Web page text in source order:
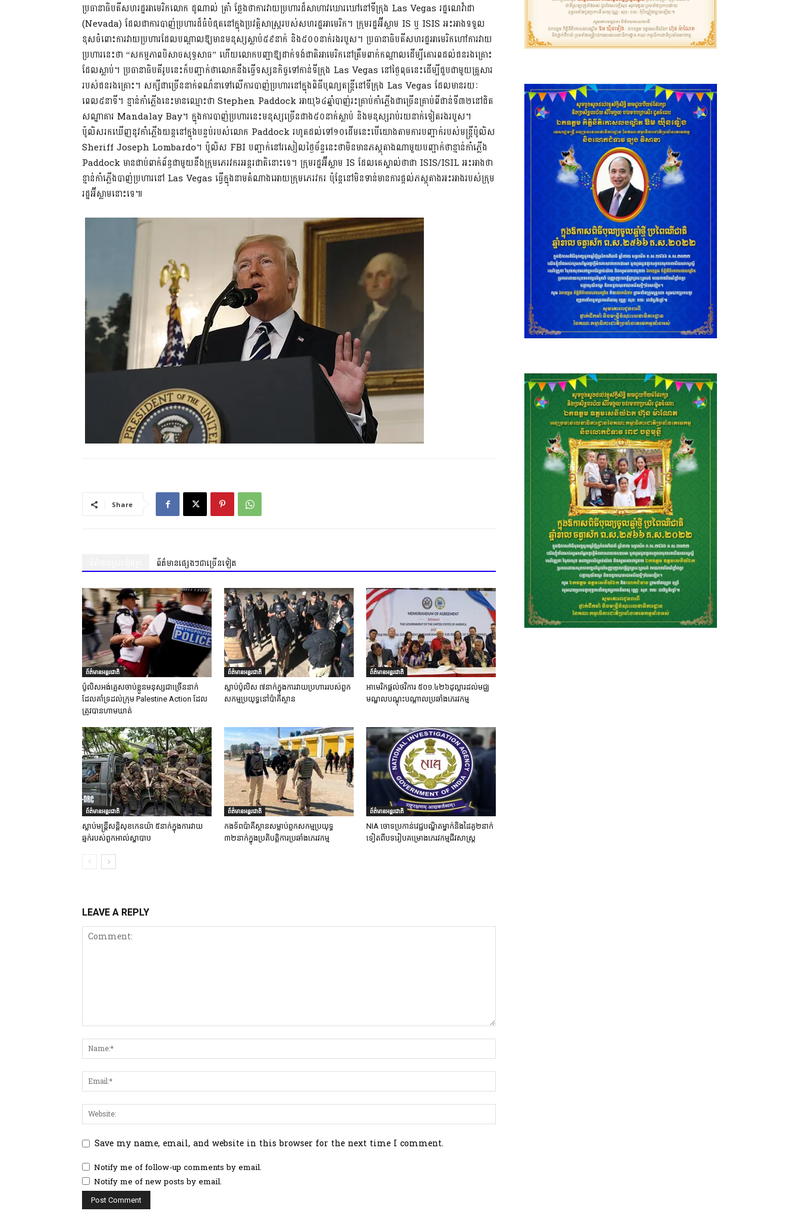
ប្រធានាធិបតីសហរដ្ឋអាមេរិកលោក ដូណាល់ ត្រាំ ថ្លែងថាការវាយប្រហារដ៏សាហាវឃោរឃៅនៅទីក្រុង Las Vegas រដ្ឋណេវ៉ាដា
(Nevada) ដែលជាការបាញ់ប្រហារដ៏ធំបំផុតនៅក្នុងប្រវត្តិសាស្រ្តរបស់សហរដ្ឋអាមេរិក។ ក្រុមរដ្ឋអ៊ីស្លាម IS ឬ ISIS អះអាងទទួល
ខុសចំពោះការវាយប្រហារដែលបណ្តាលឱ្យមានមនុស្សស្លាប់៥៩នាក់ និង៥០០នាក់រងរបួស។ ប្រធានាធិបតីសហរដ្ឋអាមេរិកហៅការវាយ
ប្រហារនេះថា “សកម្មភាពបិសាចសុទ្ធសាធ” ហើយលោកបញ្ជាឱ្យដាក់ទង់ជាតិអាមេរិកនៅត្រឹមពាក់កណ្តាលដើម្បីគោរពដល់ជនរងគ្រោះ
ដែលស្លាប់។ ប្រធានាធិបតីរូបនេះក៏បញ្ជាក់ថាលោកនឹងធ្វើទស្សនកិច្ចទៅកាន់ទីក្រុង Las Vegas នៅថ្ងៃពុធនេះដើម្បីជួបជាមួយគ្រួសារ
របស់ជនរងគ្រោះ។ សក្សីជាច្រើននាក់ពណ៌នាទៅលើការបាញ់ប្រហារនៅក្នុងពិធីបុណ្យតន្រ្តីនៅទីក្រុង Las Vegas ដែលមានរយៈ
ពេល៥នាទី។ ខ្មាន់កាំភ្លើងនេះមានឈ្មោះថា Stephen Paddock​ អាយុ៦៤ឆ្នាំបាញ់រះគ្រាប់កាំភ្លើងជាច្រើនគ្រាប់ពីជាន់ទី៣២នៅជិត
សណ្ឋាគារ Mandalay Bay។ ក្នុងការបាញ់ប្រហារនេះមនុស្សច្រើនជាង៥០នាក់ស្លាប់ និងមនុស្សរាប់រយនាក់ទៀតរងរបួស។
ប៉ូលិសរកឃើញនូវកាំភ្លើងយន្តនៅក្នុងបន្ទប់របស់លោក Paddock រហូតដល់ទៅ១០ដើមនេះបើយោងតាមការបញ្ជាក់របស់មន្ត្រីប៉ូលិស
Sheriff Joseph Lombardo។ ប៉ូលិស FBI បញ្ជាក់នៅរសៀលថ្ងៃច័ន្ទនេះថាមិនមានភស្តុតាងណាមួយបញ្ជាក់ថាខ្មាន់កាំភ្លើង
Paddock មានជាប់ពាក់ព័ន្ធជាមួយនឹងក្រុមភេរវករអន្តរជាតិនោះទេ។ ក្រុមរដ្ឋអ៊ីស្លាម IS ដែលគេស្គាល់ថាជា ISIS/ISIL អះអាងថា​
ខ្មាន់កាំភ្លើងបាញ់ប្រហារនៅ Las Vegas ធ្វើក្នុងនាមតំណាងអោយក្រុមភេរវករ ប៉ុន្តែនៅមិនទាន់មានការផ្តល់ភស្តុតាងអះអាងរបស់ក្រុម
រដ្ឋអ៊ីស្លាមនោះទេ៕
Share
ព័ត៌មានផ្សេងៗជាច្រើនទៀត
ព័ត៌មានអន្តរជាតិ
ប៉ូលិសអង់គ្លេសចាប់ខ្លួនមនុស្សជាច្រើននាក់
ដែលគាំទ្រដល់ក្រុម Palestine Action ដែល
ត្រូវបានហាមឃាត់
ព័ត៌មានអន្តរជាតិ
ស្លាប់ប៉ូលិស ៧នាក់ក្នុងការវាយប្រហាររបស់ពួក
សកម្មប្រយុទ្ធនៅប៉ាគីស្ថាន
ព័ត៌មានអន្តរជាតិ
អាមេរិកផ្តល់ថវិការ ៥០១.៤២៦ដុល្លារដល់មជ្ឈ
មណ្ឌលបណ្តុះបណ្តាលប្រឆាំងភេរវកម្ម
ព័ត៌មានអន្តរជាតិ
ស្លាប់មន្ត្រីសន្តិសុខកេនយ៉ា ៥នាក់ក្នុងការវាយ
ឆ្មក់របស់ពួកអាល់ស្ហាបាប
ព័ត៌មានអន្តរជាតិ
កងទ័ពប៉ាគីស្ថានសម្លាប់ពួកសកម្មប្រយុទ្ធ
៣២នាក់ក្នុងប្រតិបត្តិការប្រឆាំងភេរវកម្ម
ព័ត៌មានអន្តរជាតិ
NIA ចោទប្រកាន់វេជ្ជបណ្ឌិតម្នាក់និងដៃគូ២នាក់
ទៀតពីបទរៀបគម្រោងភេរវកម្មជីវសាស្ត្រ
LEAVE A REPLY
Save my name, email, and website in this browser for the next time I comment.
Notify me of follow-up comments by email.
Notify me of new posts by email.